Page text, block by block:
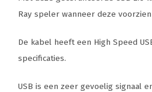
Ray speler wanneer deze
De kabel heeft een High Speed
specificaties.
USB is een zeer gevoelig signaal